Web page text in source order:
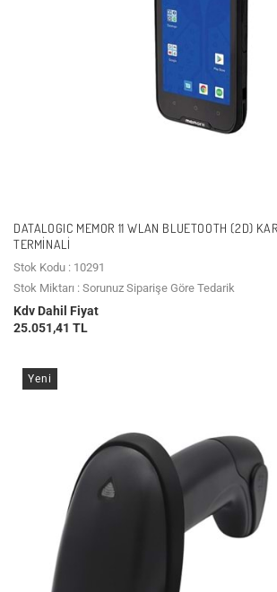
DATALOGIC MEMOR 11 WLAN BLUETOOTH (2D)
TERMINALI
Stok Kodu : 10291
Stok Miktarı : Sorunuz Siparişe Göre Tedarik
Kdv Dahil Fiyat
25.051,41 TL
Yeni